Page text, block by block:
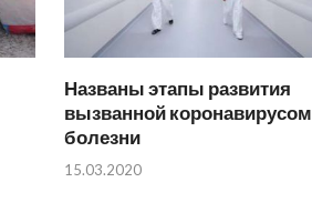
Названы этапы развития
вызванной коронавирусом
болезни
15.03.2020